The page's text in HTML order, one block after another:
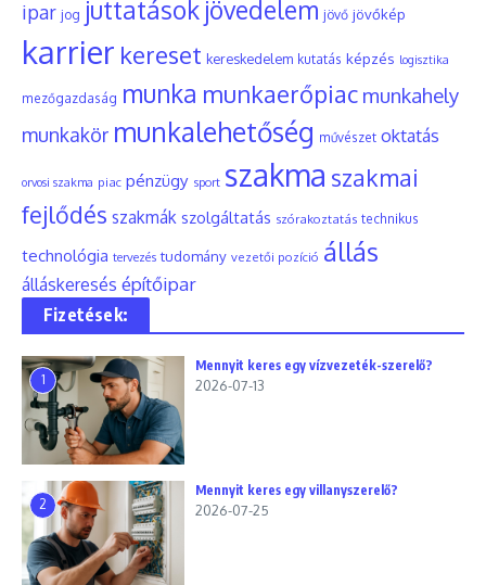
ipar jog juttatások jövedelem jövő jövőkép
karrier kereset kereskedelem kutatás képzés logisztika
mezőgazdaság munka munkaerőpiac munkahely
munkakör munkalehetőség művészet oktatás
orvosi szakma piac pénzügy sport szakma szakmai
fejlődés szakmák szolgáltatás szórakoztatás technikus
technológia tervezés tudomány vezetői pozíció állás
álláskeresés építőipar
Fizetések:
1
Mennyit keres egy vízvezeték-szerelő?
2026-07-13
2
Mennyit keres egy villanyszerelő?
2026-07-25